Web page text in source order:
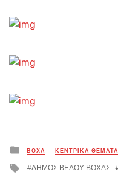
Posted
in
ΒΟΧΑ ΚΕΝΤΡΙΚΑ ΘΕΜΑΤΑ
Tagged
ΔΗΜΟΣ ΒΕΛΟΥ ΒΟΧΑΣ